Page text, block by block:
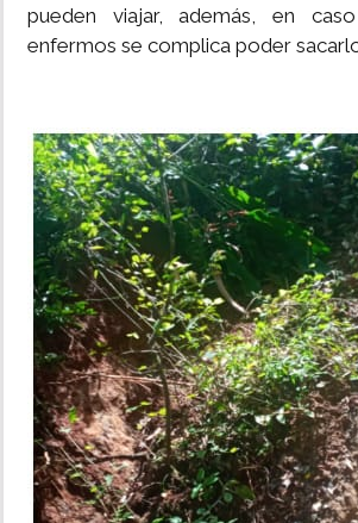
pueden viajar, además, en
enfermos se complica poder